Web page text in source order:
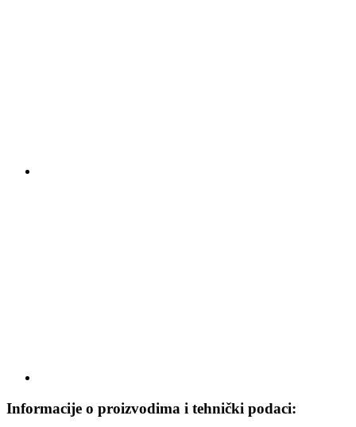
Informacije o proizvodima i tehnički podaci: